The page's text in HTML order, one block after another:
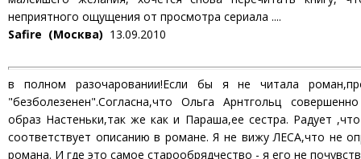
неприятного ощущения от просмотра сериала ....
Safire (Москва) 13.09.2010
в полном разочаровании!Если бы я не читала
"безболезенен".Согласна,что Ольга Арнтгольц
образ Настеньки,так же как и Параша,ее сестра. Радует
соответствует описанию в романе. Я не вижу ЛЕСА,что не
романа. И где это самое старообрядчество - я его не